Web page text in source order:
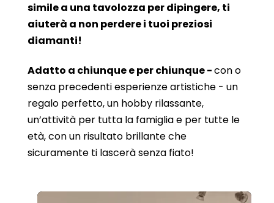
simile a una tavolozza per dipingere, ti
aiuterà a non perdere i tuoi preziosi
diamanti!
Adatto a chiunque e per chiunque -con o
senza precedenti esperienze artistiche - un
regalo perfetto, un hobby rilassante,
un’attività per tutta la famiglia e per tutte le
età, con un risultato brillante che
sicuramente ti lascerà senza fiato!